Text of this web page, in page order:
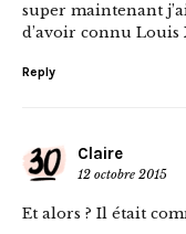
super maintenant
d’avoir connu Louis
Reply
Claire
12 octobre 2015
Et alors ? Il était